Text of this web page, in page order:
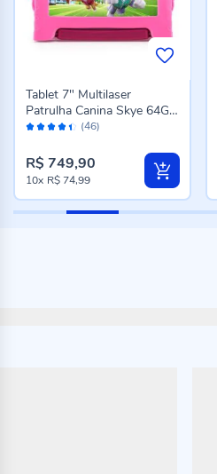
Avaliação: (46)
Tablet 7" Multilaser
Patrulha Canina Skye 64Gb
Nb422 - Rosa
R$ 749,90
10x R$ 74,99